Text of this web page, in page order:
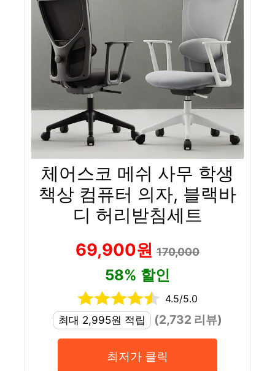
체어스코 메쉬 사무 학생
책상 컴퓨터 의자, 블랙바
디 허리받침세트
69,900원 170,000
58% 할인
4.5/5.0
최대 2,995원 적립
(2,732 리뷰)
최저가 클릭